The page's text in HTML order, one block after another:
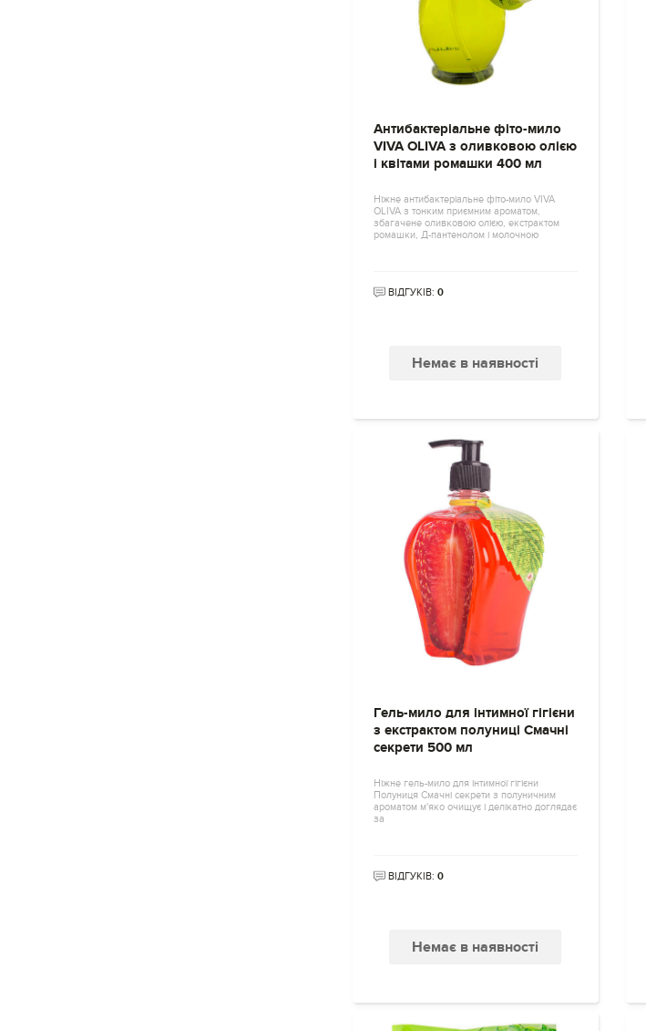
Антибактеріальне фіто-мило
VIVA OLIVA з оливковою олією
і квітами ромашки 400 мл
Ніжне антибактеріальне фіто-мило VIVA
OLIVA з тонким приємним ароматом,
збагачене оливковою олією, екстрактом
ромашки, Д-пантенолом і молочною
ВІДГУКІВ: 0
Немає в наявності
Гель-мило для інтимної гігієни
з екстрактом полуниці Смачні
секрети 500 мл
Ніжне гель-мило для інтимної гігієни
Полуниця Смачні секрети з полуничним
ароматом м'яко очищує і делікатно доглядає
за
ВІДГУКІВ: 0
Немає в наявності